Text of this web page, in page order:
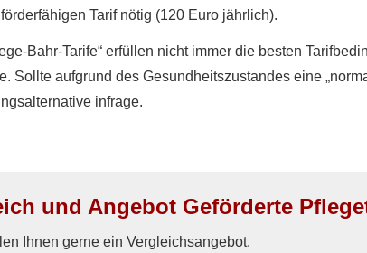
Tarif nötig (120 Euro jährlich).
Bahr-Tarife“ erfüllen nicht immer die besten
Sollte aufgrund des Gesundheitszustandes eine
infrage.
und Angebot Geförderte
Ihnen gerne ein Vergleichsangebot.